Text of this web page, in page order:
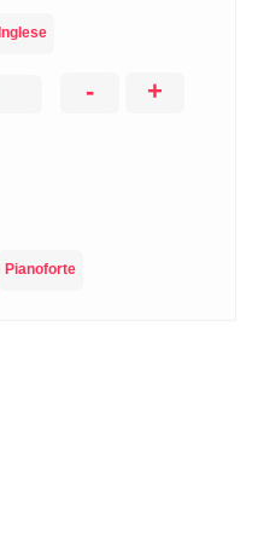
Inglese
- +
Pianoforte